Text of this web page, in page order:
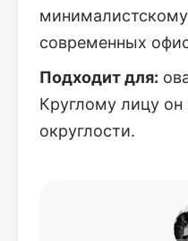
современных
Подходит для:
Круглому лицу
округлости.